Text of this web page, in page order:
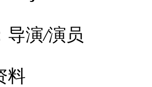
导演/演员
料